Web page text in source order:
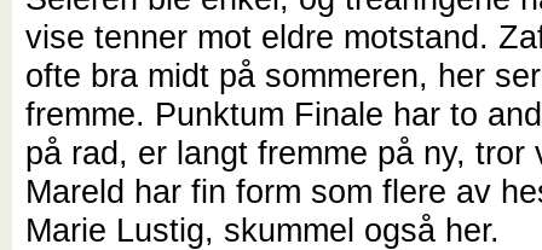
vise tenner mot eldre motstand.
ofte bra midt på sommeren, her
fremme. Punktum Finale har to
på rad, er langt fremme på ny, tror
Mareld har fin form som flere av
Marie Lustig, skummel også her.